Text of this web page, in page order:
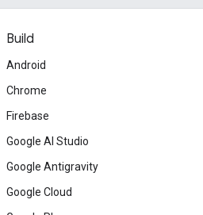
Build
Android
Chrome
Firebase
Google AI Studio
Google Antigravity
Google Cloud